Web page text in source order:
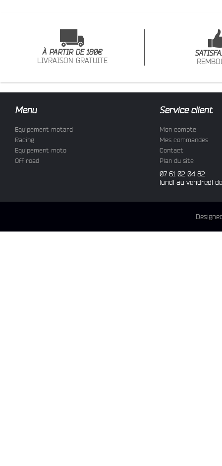
À PARTIR DE 180€
LIVRAISON GRATUITE
Menu
Equipement motard
Racing
Equipement moto
Off road
Service client
Mon compte
Mes commandes
Contact
Plan du site
07 61 02 04 82
lundi au vendredi